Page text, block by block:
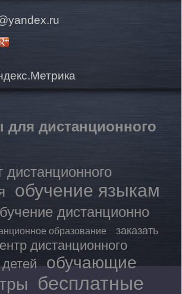
дистанционного
дистанционного
обучение языкам
дистанционно
образование
заказать
дистанционного
обучающие
бесплатные